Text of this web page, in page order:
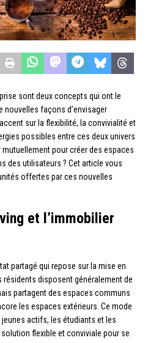
sont deux concepts qui ont le
nouvelles façons d’envisager
sur la flexibilité, la convivialité et
possibles entre ces deux univers
pour créer des espaces
des utilisateurs ? Cet article vous
offertes par ces nouvelles
et l’immobilier
partagé qui repose sur la mise en
disposent généralement de
partagent des espaces communs
les espaces extérieurs. Ce mode
actifs, les étudiants et les
flexible et conviviale pour se